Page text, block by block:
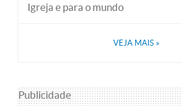
Igreja e para o mundo
VEJA MAIS »
Publicidade